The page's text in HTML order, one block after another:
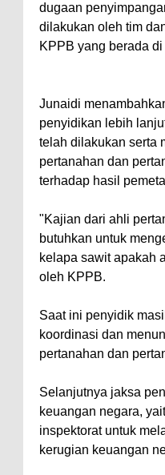
dugaan
dilakukan oleh tim
KPPB yang berada
Junaidi
penyidikan lebih
telah dilakukan serta
pertanahan dan
terhadap hasil
"Kajian dari ahli
butuhkan untuk
kelapa sawit apakah
oleh KPPB.
Saat ini penyidik
koordinasi dan
pertanahan dan
Selanjutnya jaksa
keuangan negara,
inspektorat untuk
kerugian keuangan